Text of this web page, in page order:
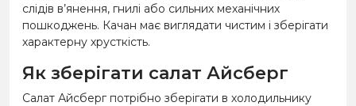
слідів в’янення, гнилі або сильних механічних
пошкоджень. Качан має виглядати чистим і зберігати
характерну хрусткість.
Як зберігати салат Айсберг
Салат Айсберг потрібно зберігати в холодильнику